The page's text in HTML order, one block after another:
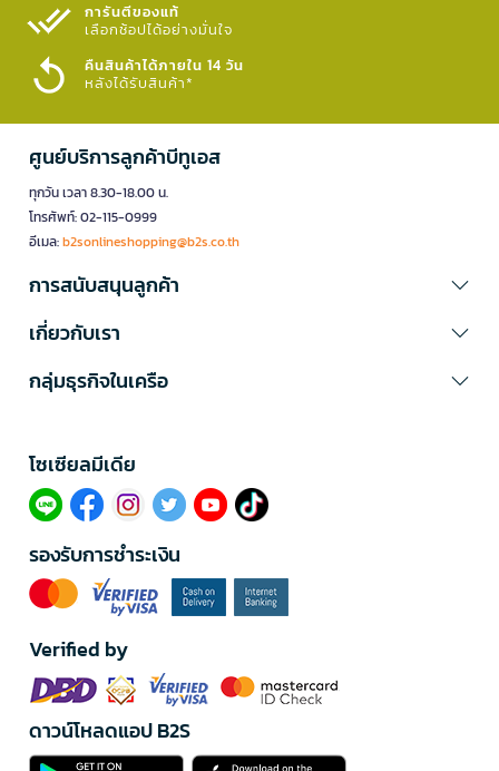
การันตีของแท้
เลือกช้อปได้อย่างมั่นใจ​
คืนสินค้าได้ภายใน 14 วัน
หลังได้รับสินค้า*
ศูนย์บริการลูกค้าบีทูเอส
ทุกวัน เวลา 8.30-18.00 น.
โทรศัพท์: 02-115-0999
อีเมล:b2sonlineshopping@b2s.co.th
การสนับสนุนลูกค้า
เกี่ยวกับเรา
กลุ่มธุรกิจในเครือ
โซเซียลมีเดีย​
รองรับการชำระเงิน
Verified by
ดาวน์โหลดแอป B2S